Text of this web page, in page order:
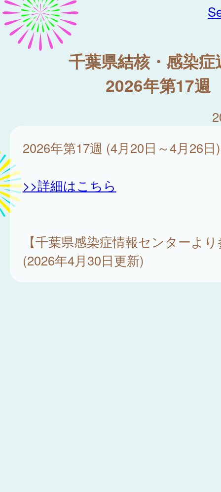
千葉県結核・感染症
2026年第17週
2026年第17週 (4月20日～4月26日)
>>詳細はこちら
【千葉県感染症情報センターよ
(2026年4月30日更新)